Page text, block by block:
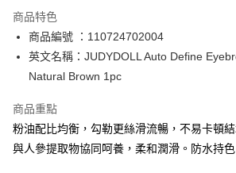
PayMe
WeChat Pay
送貨方式
順豐自助櫃 - 確認發貨後1-3個工作天送達
商品特色
商品編號 ：110724702004
英文名稱：JUDYDOLL Auto Define
Natural Brown 1pc
商品重點
粉油配比均衡，勾勒更絲滑流暢，不易卡頓
與人參提取物協同呵養，柔和潤滑。防水持